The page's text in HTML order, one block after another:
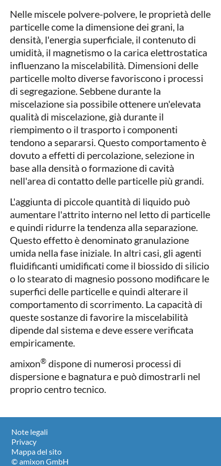
Nelle miscele polvere-polvere, le proprietà delle
particelle come la dimensione dei grani, la
densità, l'energia superficiale, il contenuto di
umidità, il magnetismo o la carica elettrostatica
influenzano la miscelabilità. Dimensioni delle
particelle molto diverse favoriscono i processi
di segregazione. Sebbene durante la
miscelazione sia possibile ottenere un'elevata
qualità di miscelazione, già durante il
riempimento o il trasporto i componenti
tendono a separarsi. Questo comportamento è
dovuto a effetti di percolazione, selezione in
base alla densità o formazione di cavità
nell'area di contatto delle particelle più grandi.
L'aggiunta di piccole quantità di liquido può
aumentare l'attrito interno nel letto di particelle
e quindi ridurre la tendenza alla separazione.
Questo effetto è denominato granulazione
umida nella fase iniziale. In altri casi, gli agenti
fluidificanti umidificati come il biossido di silicio
o lo stearato di magnesio possono modificare le
superfici delle particelle e quindi alterare il
comportamento di scorrimento. La capacità di
queste sostanze di favorire la miscelabilità
dipende dal sistema e deve essere verificata
empiricamente.
amixon® dispone di numerosi processi di
dispersione e bagnatura e può dimostrarli nel
proprio centro tecnico.
Note legali
Privacy
Mappa del sito
© amixon GmbH